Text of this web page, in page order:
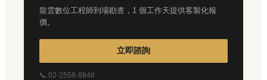
龍雲數位工程師到場勘查，1 個工作天提供客製化報
價。
立即諮詢
📞 02-2558-8848